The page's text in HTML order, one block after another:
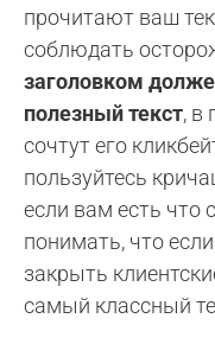
прочитают ваш
соблюдать
заголовком
полезный текст, в
сочтут его
пользуйтесь
если вам есть что
понимать, что
закрыть
самый классный